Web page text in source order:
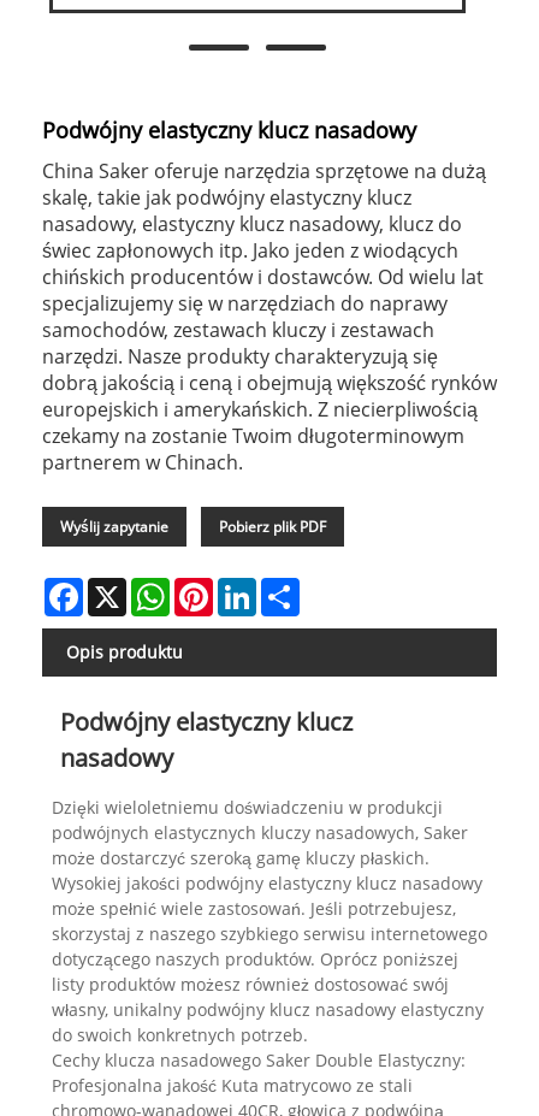
Podwójny elastyczny klucz nasadowy
China Saker oferuje narzędzia sprzętowe na dużą
skalę, takie jak podwójny elastyczny klucz
nasadowy, elastyczny klucz nasadowy, klucz do
świec zapłonowych itp. Jako jeden z wiodących
chińskich producentów i dostawców. Od wielu lat
specjalizujemy się w narzędziach do naprawy
samochodów, zestawach kluczy i zestawach
narzędzi. Nasze produkty charakteryzują się
dobrą jakością i ceną i obejmują większość rynków
europejskich i amerykańskich. Z niecierpliwością
czekamy na zostanie Twoim długoterminowym
partnerem w Chinach.
Wyślij zapytanie Pobierz plik PDF
Facebook
X WhatsAppPinterestLinkedIn
Opis produktu
Podwójny elastyczny klucz
nasadowy
Dzięki wieloletniemu doświadczeniu w produkcji
podwójnych elastycznych kluczy nasadowych, Saker
może dostarczyć szeroką gamę kluczy płaskich.
Wysokiej jakości podwójny elastyczny klucz nasadowy
może spełnić wiele zastosowań. Jeśli potrzebujesz,
skorzystaj z naszego szybkiego serwisu internetowego
dotyczącego naszych produktów. Oprócz poniższej
listy produktów możesz również dostosować swój
własny, unikalny podwójny klucz nasadowy elastyczny
do swoich konkretnych potrzeb.
Cechy klucza nasadowego Saker Double Elastyczny:
Profesjonalna jakość Kuta matrycowo ze stali
chromowo-wanadowej 40CR, głowica z podwójną